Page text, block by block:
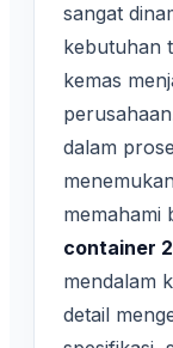
sangat
kebutuhan
kemas
dalam
memahami
container
mendalam
detail